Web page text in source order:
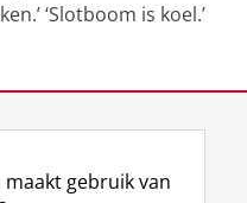
‘Slotboom is koel.’
gebruik van